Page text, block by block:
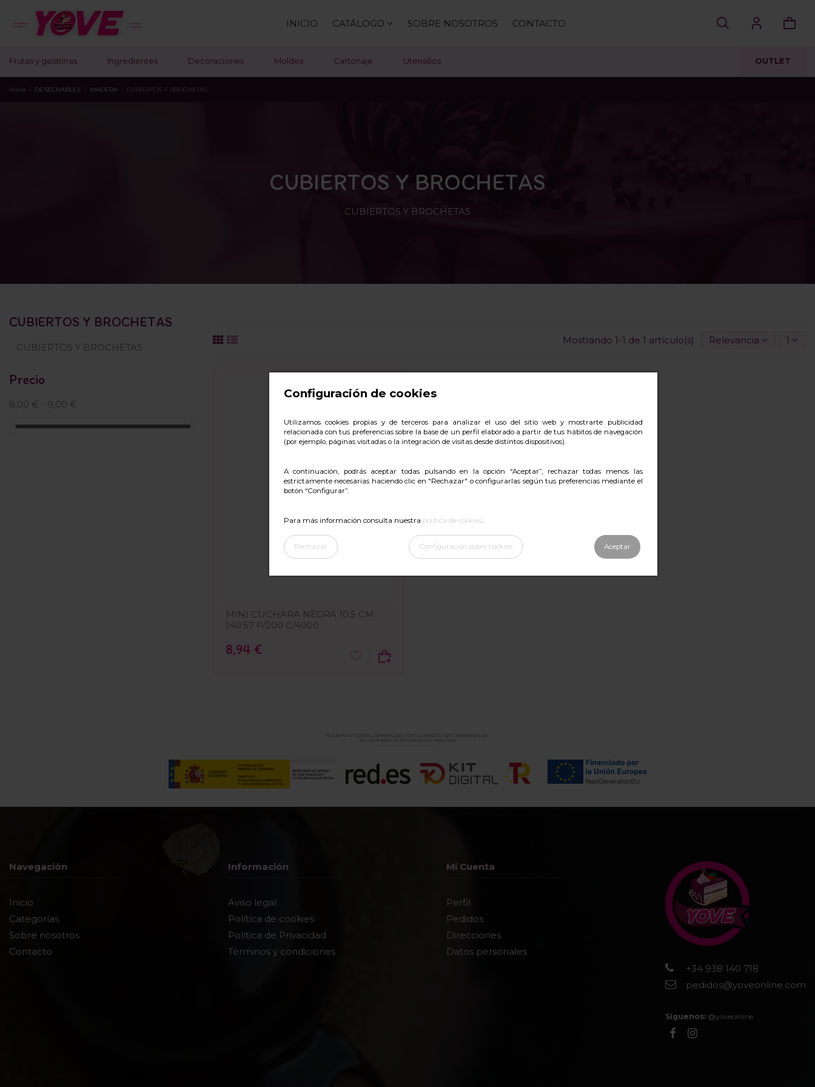
Configuración de cookies
Utilizamos cookies propias y de terceros para analizar el uso del sitio web y mostrarte publicidad
relacionada con tus preferencias sobre la base de un perfil elaborado a partir de tus hábitos de navegación
(por ejemplo, páginas visitadas o la integración de visitas desde distintos dispositivos).
A continuación, podrás aceptar todas pulsando en la opción “Aceptar”, rechazar todas menos las
estrictamente necesarias haciendo clic en "Rechazar" o configurarlas según tus preferencias mediante el
botón “Configurar”.
Para más información consulta nuestra política de cookies.
Aceptar
Rechazar Configuración sobre cookies
INICIO CATÁLOGO SOBRE NOSOTROS CONTACTO
Frutas y gelatinas Ingredientes Decoraciones Moldes Cartonaje Utensilios OUTLET
Inicio DESECHABLES MADERA CUBIERTOS Y BROCHETAS
CUBIERTOS Y BROCHETAS
CUBIERTOS Y BROCHETAS
Mostrando 1-1 de 1 artículo(s) Relevancia 1
MINI CUCHARA NEGRA 10,5 CM
140.57 P/200 C/4000
8,94 €
CUBIERTOS Y BROCHETAS
CUBIERTOS Y BROCHETAS
Precio
8,00 € - 9,00 €
Navegación
Inicio
Categorías
Sobre nosotros
Contacto
Información
Aviso legal
Política de cookies
Política de Privacidad
Términos y condiciones
Mi Cuenta
Perfil
Pedidos
Direcciones
Datos personales
+34 938 140 718
pedidos@yoveonline.com
Síguenos: @yoveonline